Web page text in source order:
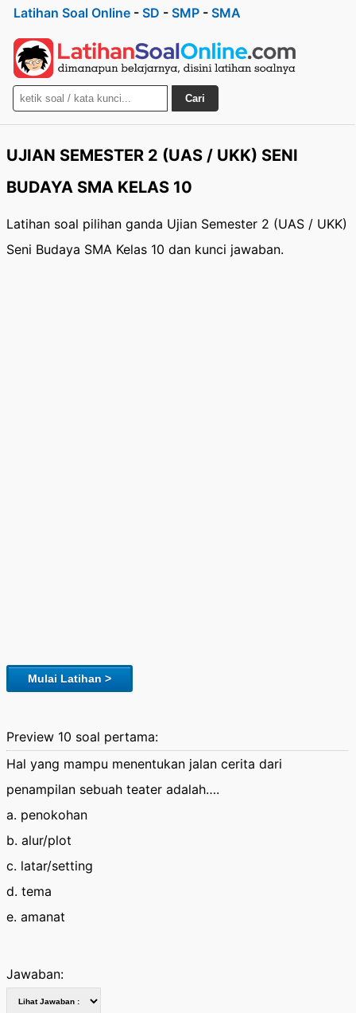
Latihan Soal Online - SD - SMP - SMA
Cari
UJIAN SEMESTER 2 (UAS / UKK) SENI
BUDAYA SMA KELAS 10
Latihan soal pilihan ganda Ujian Semester 2 (UAS / UKK)
Seni Budaya SMA Kelas 10 dan kunci jawaban.
Mulai Latihan >
Preview 10 soal pertama:
Hal yang mampu menentukan jalan cerita dari
penampilan sebuah teater adalah….
a. penokohan
b. alur/plot
c. latar/setting
d. tema
e. amanat
Jawaban: